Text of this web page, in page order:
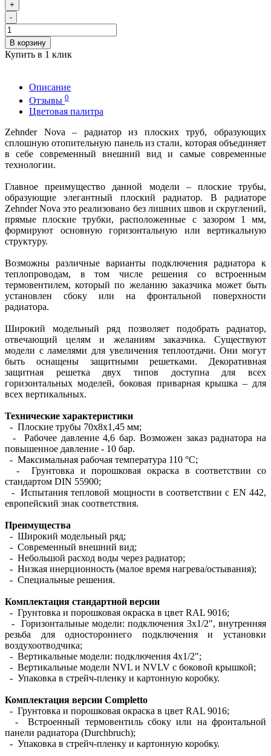
+
-
В корзину
Купить в 1 клик
Описание
Отзывы 0
Цветовая палитра
Zehnder Nova – радиатор из плоских труб, образующих
сплошную отопительную панель из стали, которая объединяет
в себе современный внешний вид и самые современные
технологии.
Главное преимущество данной модели – плоские трубы,
образующие элегантный плоский радиатор. В радиаторе
Zehnder Nova это реализовано без лишних швов и скруглений,
прямые плоские трубки, расположенные с зазором 1 мм,
формируют основную горизонтальную или вертикальную
структуру.
Возможны различные варианты подключения радиатора к
теплопроводам, в том числе решения со встроенным
термовентилем, который по желанию заказчика может быть
установлен сбоку или на фронтальной поверхности
радиатора.
Широкий модельный ряд позволяет подобрать радиатор,
отвечающий целям и желаниям заказчика. Существуют
модели с ламелями для увеличения теплоотдачи. Они могут
быть оснащены защитными решетками. Декоративная
защитная решетка двух типов доступна для всех
горизонтальных моделей, боковая приварная крышка – для
всех вертикальных.
Технические характеристики
- Плоские трубы 70х8х1,45 мм;
- Рабочее давление 4,6 бар. Возможен заказ радиатора на
повышенное давление - 10 бар.
- Максимальная рабочая температура 110 °С;
- Грунтовка и порошковая окраска в соответствии со
стандартом DIN 55900;
- Испытания тепловой мощности в соответствии с EN 442,
европейский знак соответствия.
Преимущества
- Широкий модельный ряд;
- Современный внешний вид;
- Небольшой расход воды через радиатор;
- Низкая инерционность (малое время нагрева/остывания);
- Специальные решения.
Комплектация стандартной версии
- Грунтовка и порошковая окраска в цвет RAL 9016;
- Горизонтальные модели: подключения 3х1/2", внутренняя
резьба для одностороннего подключения и установки
воздухоотводчика;
- Вертикальные модели: подключения 4х1/2";
- Вертикальные модели NVL и NVLV с боковой крышкой;
- Упаковка в стрейч-пленку и картонную коробку.
Комплектация версии Completto
- Грунтовка и порошковая окраска в цвет RAL 9016;
- Встроенный термовентиль сбоку или на фронтальной
панели радиатора (Durchbruch);
- Упаковка в стрейч-пленку и картонную коробку.